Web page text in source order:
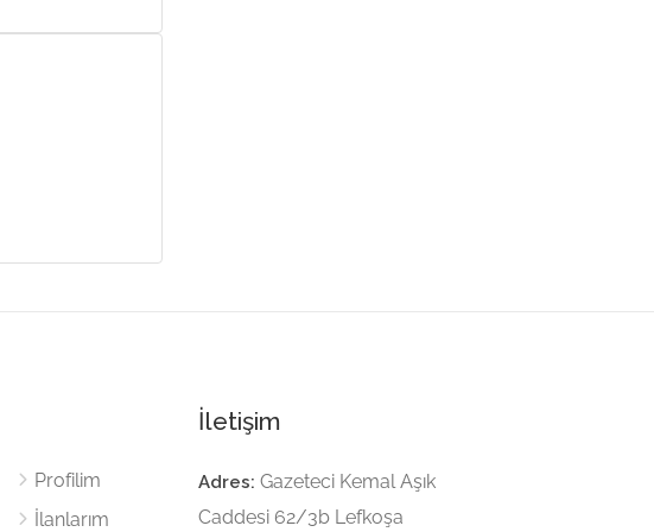
Profilim
İlanlarım
İletişim
Adres: Gazeteci Kemal Aşık
Caddesi 62/3b Lefkoşa